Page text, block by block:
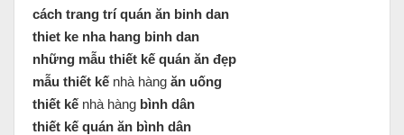
cách trang trí quán ăn binh dan
thiet ke nha hang binh dan
những mẫu thiết kế quán ăn đẹp
mẫu thiết kế nhà hàng ăn uống
thiết kế nhà hàng bình dân
thiết kế quán ăn bình dân